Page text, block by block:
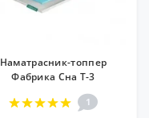
Наматрасник-топпер
Фабрика Сна Т-3
1